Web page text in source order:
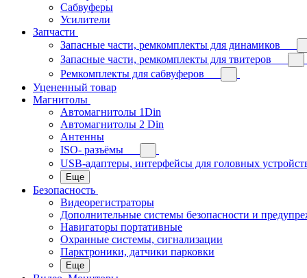
Сабвуферы
Усилители
Запчасти
Запасные части, ремкомплекты для динамиков
Запасные части, ремкомплекты для твитеров
Ремкомплекты для сабвуферов
Уцененный товар
Магнитолы
Автомагнитолы 1Din
Автомагнитолы 2 Din
Антенны
ISO- разъёмы
USB-адаптеры, интерфейсы для головных
Еще
Безопасность
Видеорегистраторы
Дополнительные системы безопасности и
Навигаторы портативные
Охранные системы, сигнализации
Парктроники, датчики парковки
Еще